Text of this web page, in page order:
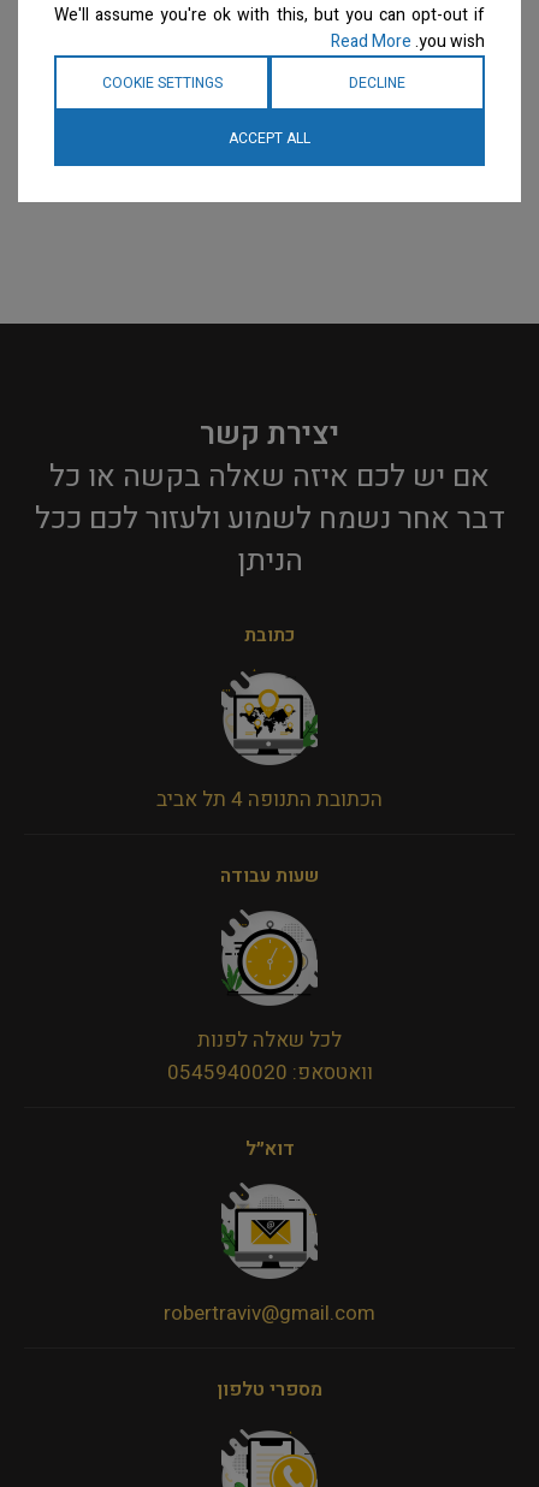
יצירת קשר
אם יש לכם איזה שאלה בקשה או כל
דבר אחר נשמח לשמוע ולעזור לכם ככל
הניתן​
כתובת
הכתובת התנופה 4 תל אביב
שעות עבודה
לכל שאלה לפנות
וואטסאפ: 0545940020
דוא״ל
robertraviv@gmail.com
מספרי טלפון
We'll assume you're ok with this, but you can opt-out if
you wish.
Read More
DECLINE
COOKIE SETTINGS
ACCEPT ALL